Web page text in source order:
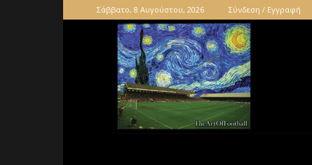
Σάββατο, 8 Αυγούστου, 2026 Σύνδεση / Εγγραφή